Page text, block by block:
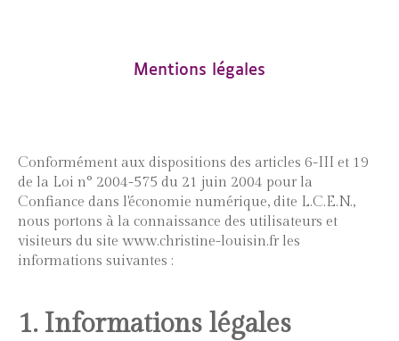
Mentions légales
Conformément aux dispositions des articles 6-III et 19
de la Loi n° 2004-575 du 21 juin 2004 pour la
Confiance dans l'économie numérique, dite L.C.E.N.,
nous portons à la connaissance des utilisateurs et
visiteurs du site www.christine-louisin.fr les
informations suivantes :
1. Informations légales